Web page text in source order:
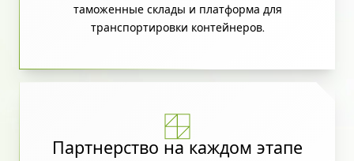
таможенные склады и платформа для
транспортировки контейнеров.
Партнерство на каждом этапе